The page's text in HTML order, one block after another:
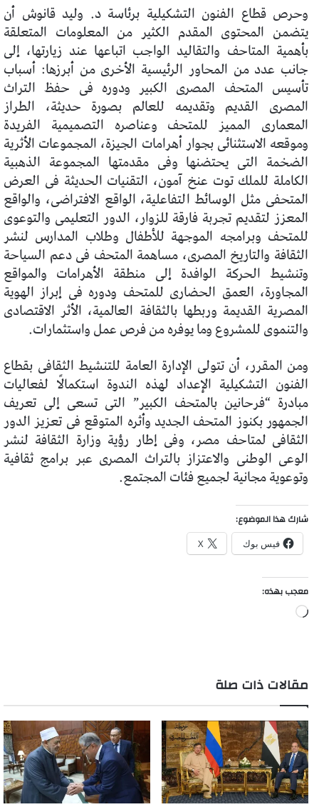
وحرص قطاع الفنون التشكيلية برئاسة د. وليد قانوش أن
يتضمن المحتوى المقدم الكثير من المعلومات المتعلقة
بأهمية المتاحف والتقاليد الواجب اتباعها عند زيارتها، إلى
جانب عدد من المحاور الرئيسية الأخرى من أبرزها: أسباب
تأسيس المتحف المصرى الكبير ودوره فى حفظ التراث
المصرى القديم وتقديمه للعالم بصورة حديثة، الطراز
المعمارى المميز للمتحف وعناصره التصميمية الفريدة
وموقعه الاستثنائى بجوار أهرامات الجيزة، المجموعات الأثرية
الضخمة التى يحتضنها وفى مقدمتها المجموعة الذهبية
الكاملة للملك توت عنخ آمون، التقنيات الحديثة فى العرض
المتحفى مثل الوسائط التفاعلية، الواقع الافتراضى، والواقع
المعزز لتقديم تجربة فارقة للزوار، الدور التعليمى والتوعوى
للمتحف وبرامجه الموجهة للأطفال وطلاب المدارس لنشر
الثقافة والتاريخ المصرى، مساهمة المتحف فى دعم السياحة
وتنشيط الحركة الوافدة إلى منطقة الأهرامات والمواقع
المجاورة، العمق الحضارى للمتحف ودوره فى إبراز الهوية
المصرية القديمة وربطها بالثقافة العالمية، الأثر الاقتصادى
والتنموى للمشروع وما يوفره من فرص عمل واستثمارات.
ومن المقرر، أن تتولى الإدارة العامة للتنشيط الثقافى بقطاع
الفنون التشكيلية الإعداد لهذه الندوة استكمالًا لفعاليات
مبادرة “فرحانين بالمتحف الكبير” التى تسعى إلى تعريف
الجمهور بكنوز المتحف الجديد وأثره المتوقع فى تعزيز الدور
الثقافى لمتاحف مصر، وفى إطار رؤية وزارة الثقافة لنشر
الوعى الوطنى والاعتزاز بالتراث المصرى عبر برامج ثقافية
وتوعوية مجانية لجميع فئات المجتمع.
شارك هذا الموضوع:
فيس بوك X
معجب بهذه:
جاري
مقالات ذات صلة